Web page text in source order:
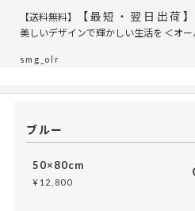
【送料無料】 【最短・翌日出荷】
美しいデザインで輝かしい生活を ＜オー
smg_olr
ブルー
50×80cm
¥ 12,800